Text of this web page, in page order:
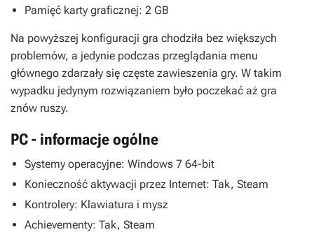
Pamięć karty graficznej: 2 GB
Na powyższej konfiguracji gra chodziła bez większych
problemów, a jedynie podczas przeglądania menu
głównego zdarzały się częste zawieszenia gry. W takim
wypadku jedynym rozwiązaniem było poczekać aż gra
znów ruszy.
PC - informacje ogólne
Systemy operacyjne: Windows 7 64-bit
Konieczność aktywacji przez Internet: Tak, Steam
Kontrolery: Klawiatura i mysz
Achievementy: Tak, Steam